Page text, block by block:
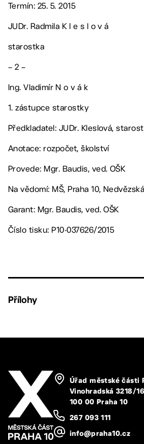
Termín: 25. 5. 2015
JUDr. Radmila K l e s l o v á
starostka
– 2 –
Ing. Vladimír N o v á k
1. zástupce starostky
Předkladatel: JUDr. Kleslová,
Anotace: rozpočet, školství
Provede: Mgr. Baudis, ved. OŠK
Na vědomí: MŠ, Praha 10,
Garant: Mgr. Baudis, ved. OŠK
Číslo tisku: P10-037626/2015
Přílohy
Úřad městské části
Vinohradská 3218/
100 00 Praha 10
267 093 111
info@praha10.cz